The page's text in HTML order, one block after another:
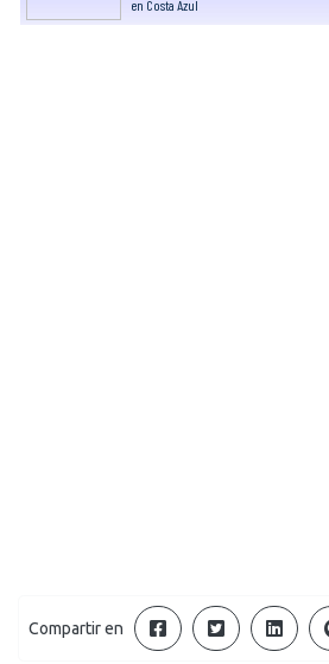
en Costa Azul
Compartir en